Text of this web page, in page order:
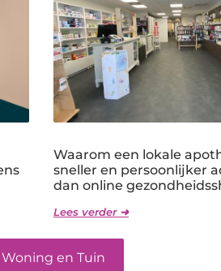
Waarom een lokale
sneller en persoonlijker
dan online
Lees verder ➜
Woning en Tuin